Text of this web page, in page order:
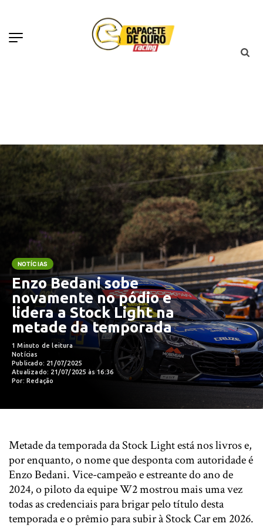
NOTÍCIAS
Enzo Bedani sobe
novamente no pódio e
lidera a Stock Light na
metade da temporada
1 Minuto de leitura
Notícias
Publicado: 21/07/2025
Atualizado: 21/07/2025 às 16:36
Por: Redação
Metade da temporada da Stock Light está nos livros e,
por enquanto, o nome que desponta com autoridade é
Enzo Bedani. Vice-campeão e estreante do ano de
2024, o piloto da equipe W2 mostrou mais uma vez
todas as credenciais para brigar pelo título desta
temporada e o prêmio para subir à Stock Car em 2026.